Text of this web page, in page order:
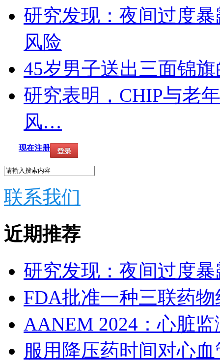
研究发现：夜间过度
风险
45岁男子送出三面锦
研究表明，CHIP与老
风…
现在注册
联系我们
近期推荐
研究发现：夜间过度
FDA批准一种三联药
AANEM 2024：心脏
服用降压药时间对心